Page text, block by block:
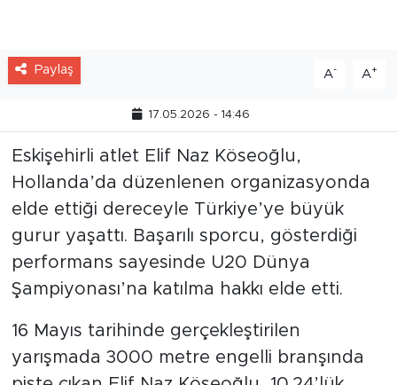
Paylaş
Eskişehirli atlet Elif Naz Köseoğlu,
Hollanda’da düzenlenen organizasyonda
elde ettiği dereceyle Türkiye’ye büyük
gurur yaşattı. Başarılı sporcu, gösterdiği
performans sayesinde U20 Dünya
Şampiyonası’na katılma hakkı elde etti.
16 Mayıs tarihinde gerçekleştirilen
yarışmada 3000 metre engelli branşında
piste çıkan Elif Naz Köseoğlu, 10.24’lük